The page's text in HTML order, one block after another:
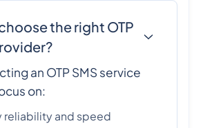
the right OTP
an OTP SMS service
on:
reliability and speed